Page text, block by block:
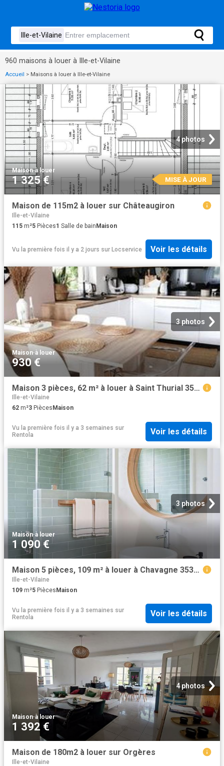
960 maisons à louer à Ille-et-Vilaine
Accueil > Maisons à louer à Ille-et-Vilaine
4 photos
Maison·à louer
1 325 € MISE À JOUR
Maison de 115m2 à louer sur Châteaugiron
Ille-et-Vilaine
115 m²5 Pièces1 Salle de bainMaison
Vu la première fois il y a 2 jours sur Locservice Voir les détails
3 photos
Maison·à louer
930 €
Maison 3 pièces, 62 m² à louer à Saint Thurial 35310
Ille-et-Vilaine
62 m²3 Pièces Maison
Vu la première fois il y a 3 semaines sur
Rentola
Voir les détails
3 photos
Maison·à louer
1 090 €
Maison 5 pièces, 109 m² à louer à Chavagne 35310
Ille-et-Vilaine
109 m²5 Pièces Maison
Vu la première fois il y a 3 semaines sur
Rentola
Voir les détails
4 photos
Maison·à louer
1 392 €
Maison de 180m2 à louer sur Orgères
Ille-et-Vilaine